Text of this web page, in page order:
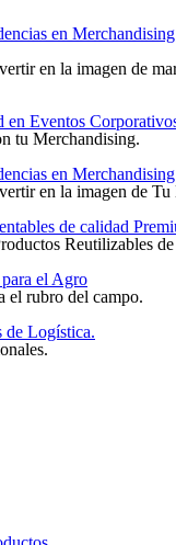
en
en la imagen de
en Eventos
tu Merchandising.
en
en la imagen de Tu
de calidad
Reutilizables
el Agro
el rubro del campo.
de Logística.